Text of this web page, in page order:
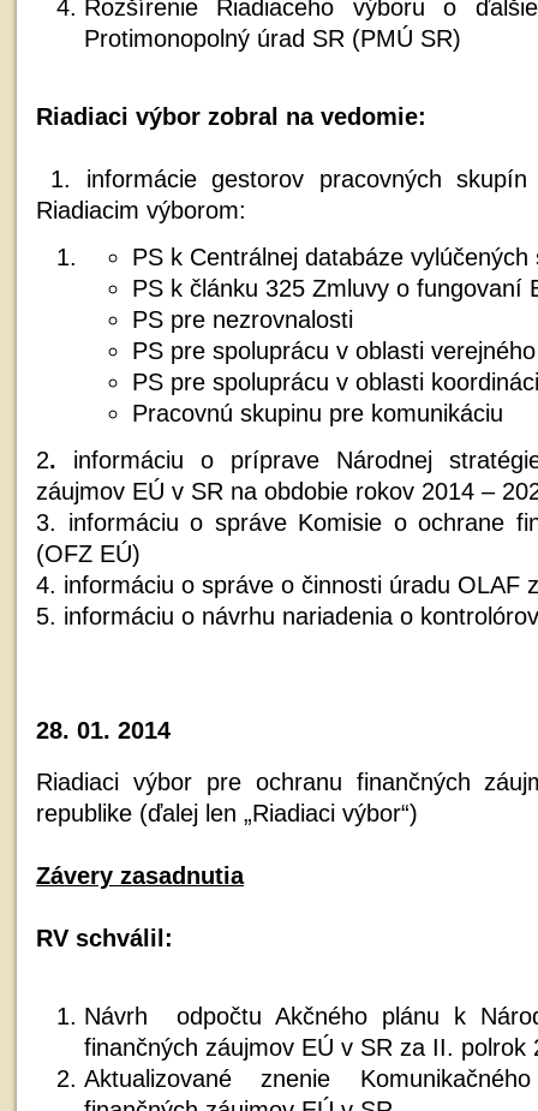
Rozšírenie Riadiaceho výboru o
Protimonopolný úrad SR (PMÚ SR)
Riadiaci výbor zobral na vedomie:
1. informácie gestorov pracovných
Riadiacim výborom:
PS k Centrálnej databáze vylúčených
PS k článku 325 Zmluvy o fungovaní
PS pre nezrovnalosti
PS pre spoluprácu v oblasti
PS pre spoluprácu v oblasti
Pracovnú skupinu pre komunikáciu
2. informáciu o príprave Národnej
záujmov EÚ v SR na obdobie rokov 2014 –
3. informáciu o správe Komisie o ochrane
(OFZ EÚ)
4. informáciu o správe o činnosti úradu OLAF
5. informáciu o návrhu nariadenia o
28. 01. 2014
Riadiaci výbor pre ochranu finančných
republike (ďalej len „Riadiaci výbor“)
Závery zasadnutia
RV schválil:
Návrh odpočtu Akčného plánu k
finančných záujmov EÚ v SR za II. polrok
Aktualizované znenie